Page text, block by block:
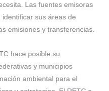
Las fuentes emisoras
sus áreas de
emisiones y transferencias.
hace posible su
y municipios
ambiental para el